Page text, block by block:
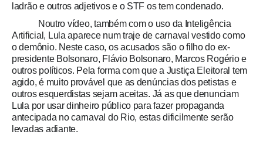
ladrão e outros adjetivos e o STF os tem condenado.
Noutro vídeo, também com o uso da Inteligência
Artificial, Lula aparece num traje de carnaval vestido como
o demônio. Neste caso, os acusados são o filho do ex-
presidente Bolsonaro, Flávio Bolsonaro, Marcos Rogério e
outros políticos. Pela forma com que a Justiça Eleitoral tem
agido, é muito provável que as denúncias dos petistas e
outros esquerdistas sejam aceitas. Já as que denunciam
Lula por usar dinheiro público para fazer propaganda
antecipada no carnaval do Rio, estas dificilmente serão
levadas adiante.